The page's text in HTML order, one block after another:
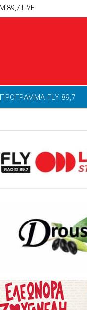
89,7 LIVE
ΠΡΟΓΡΑΜΜΑ FLY 89,7